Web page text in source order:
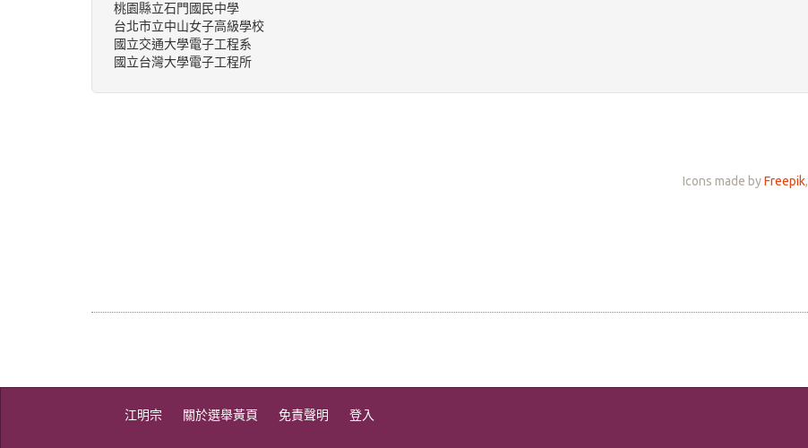
桃園縣立石門國民中學
台北市立中山女子高級學校
國立交通大學電子工程系
國立台灣大學電子工程所
Icons made byFreepik,
江明宗 關於選舉黃頁 免責聲明 登入